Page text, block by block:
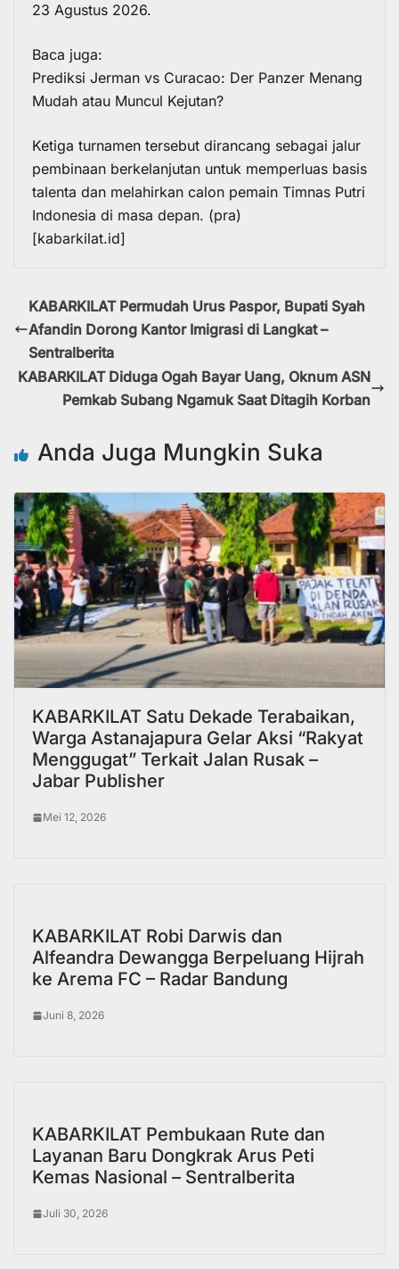
23 Agustus 2026.
Baca juga:
Prediksi Jerman vs Curacao: Der Panzer Menang
Mudah atau Muncul Kejutan?
Ketiga turnamen tersebut dirancang sebagai jalur
pembinaan berkelanjutan untuk memperluas basis
talenta dan melahirkan calon pemain Timnas Putri
Indonesia di masa depan. (pra)
[kabarkilat.id]
KABARKILAT Permudah Urus Paspor, Bupati Syah
Afandin Dorong Kantor Imigrasi di Langkat –
Sentralberita
KABARKILAT Diduga Ogah Bayar Uang, Oknum ASN
Pemkab Subang Ngamuk Saat Ditagih Korban
Anda Juga Mungkin Suka
KABARKILAT Satu Dekade Terabaikan,
Warga Astanajapura Gelar Aksi “Rakyat
Menggugat” Terkait Jalan Rusak –
Jabar Publisher
Mei 12, 2026
KABARKILAT Robi Darwis dan
Alfeandra Dewangga Berpeluang Hijrah
ke Arema FC – Radar Bandung
Juni 8, 2026
KABARKILAT Pembukaan Rute dan
Layanan Baru Dongkrak Arus Peti
Kemas Nasional – Sentralberita
Juli 30, 2026